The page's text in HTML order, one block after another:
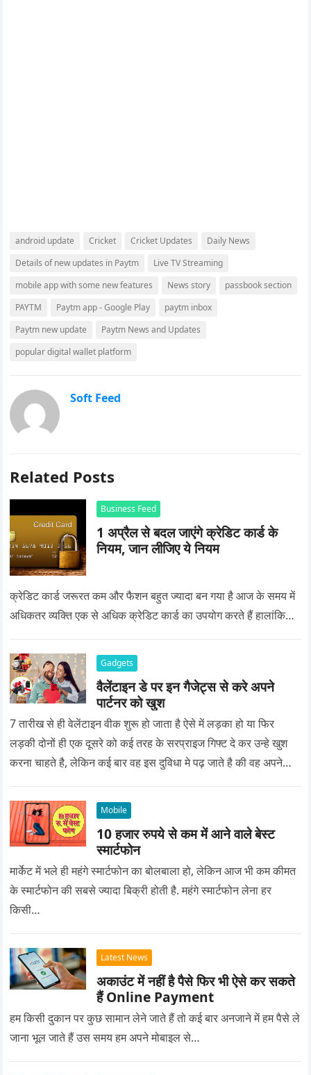
android update Cricket Cricket Updates
Daily News
Details of new updates in Paytm
Live TV Streaming
mobile app with some new features
News story
passbook section
PAYTM
Paytm app - Google Play
paytm inbox
Paytm new update
Paytm News and Updates
popular digital wallet platform
Soft Feed
Related Posts
Business Feed
1 अप्रैल से बदल जाएंगे क्रेडिट कार्ड के
नियम, जान लीजिए ये नियम
क्रेडिट कार्ड जरूरत कम और फैशन बहुत ज्यादा बन गया है आज के समय में
अधिकतर व्यक्ति एक से अधिक क्रेडिट कार्ड का उपयोग करते हैं हालांकि…
Gadgets
वैलेंटाइन डे पर इन गैजेट्स से करे अपने
पार्टनर को खुश
7 तारीख से ही वेलेंटाइन वीक शुरू हो जाता है ऐसे में लड़का हो या फिर
लड़की दोनों ही एक दूसरे को कई तरह के सरप्राइज गिफ्ट दे कर उन्हे खुश
करना चाहते है, लेकिन कई बार वह इस दुविधा मे पढ़ जाते है की वह अपने
Mobile
10 हजार रुपये से कम में आने वाले बेस्ट
स्मार्टफोन
मार्केट में भले ही महंगे स्मार्टफोन का बोलबाला हो, लेकिन आज भी कम कीमत
के स्मार्टफोन की सबसे ज्यादा बिक्री होती है. महंगे स्मार्टफोन लेना हर
किसी…
Latest News
अकाउंट में नहीं है पैसे फिर भी ऐसे कर सकते
हैं Online Payment
हम किसी दुकान पर कुछ सामान लेने जाते हैं तो कई बार अनजाने में हम पैसे ले
जाना भूल जाते हैं उस समय हम अपने मोबाइल से…